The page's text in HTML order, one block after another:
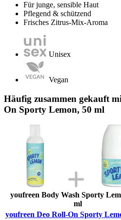
Für junge, sensible Haut
Pflegend & schützend
Frisches Zitrus-Mix-Aroma
Unisex
Vegan
Häufig zusammen gekauft
On Sporty Lemon, 50 ml
youfreen Body Wash Sporty
ml
youfreen Deo Roll-On Sporty